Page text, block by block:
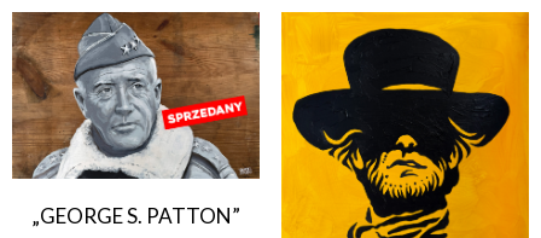
„GEORGE S. PATTON”